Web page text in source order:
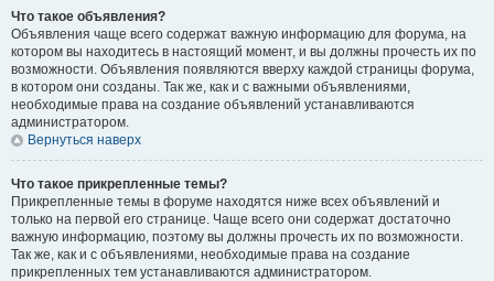
Что такое объявления?
Объявления чаще всего содержат важную информацию для форума, на
котором вы находитесь в настоящий момент, и вы должны прочесть их по
возможности. Объявления появляются вверху каждой страницы форума,
в котором они созданы. Так же, как и с важными объявлениями,
необходимые права на создание объявлений устанавливаются
администратором.
Вернуться наверх
Что такое прикрепленные темы?
Прикрепленные темы в форуме находятся ниже всех объявлений и
только на первой его странице. Чаще всего они содержат достаточно
важную информацию, поэтому вы должны прочесть их по возможности.
Так же, как и с объявлениями, необходимые права на создание
прикрепленных тем устанавливаются администратором.